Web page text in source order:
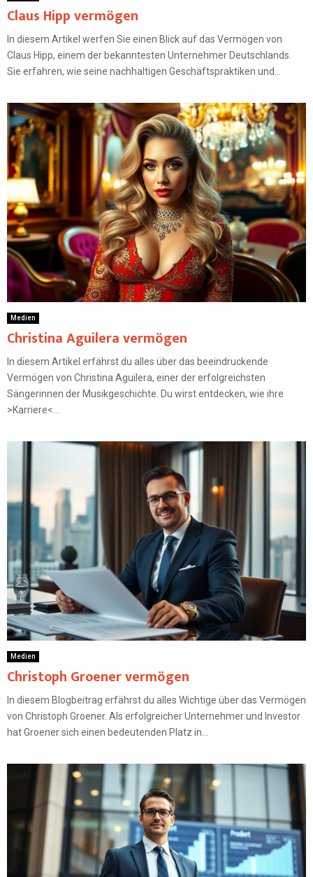
Claus Hipp vermögen
In diesem Artikel werfen Sie einen Blick auf das Vermögen von
Claus Hipp, einem der bekanntesten Unternehmer Deutschlands.
Sie erfahren, wie seine nachhaltigen Geschäftspraktiken und...
Medien
Christina Aguilera vermögen
In diesem Artikel erfährst du alles über das beeindruckende
Vermögen von Christina Aguilera, einer der erfolgreichsten
Sängerinnen der Musikgeschichte. Du wirst entdecken, wie ihre
>Karriere<...
Medien
Christoph Groener vermögen
In diesem Blogbeitrag erfährst du alles Wichtige über das Vermögen
von Christoph Groener. Als erfolgreicher Unternehmer und Investor
hat Groener sich einen bedeutenden Platz in...